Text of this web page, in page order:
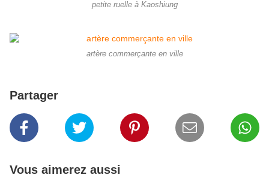
petite ruelle à Kaoshiung
artère commerçante en ville
Partager
Vous aimerez aussi